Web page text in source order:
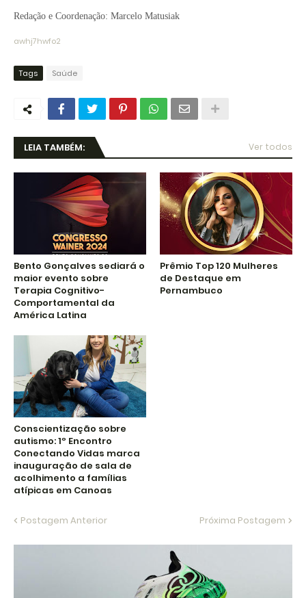
Redação e Coordenação: Marcelo Matusiak
awhj7hwfo2
Tags Saúde
LEIA TAMBÉM: Ver todos
Bento Gonçalves sediará o
maior evento sobre
Terapia Cognitivo-
Comportamental da
América Latina
Prêmio Top 120 Mulheres
de Destaque em
Pernambuco
Conscientização sobre
autismo: 1º Encontro
Conectando Vidas marca
inauguração de sala de
acolhimento a famílias
atípicas em Canoas
Postagem Anterior Próxima Postagem